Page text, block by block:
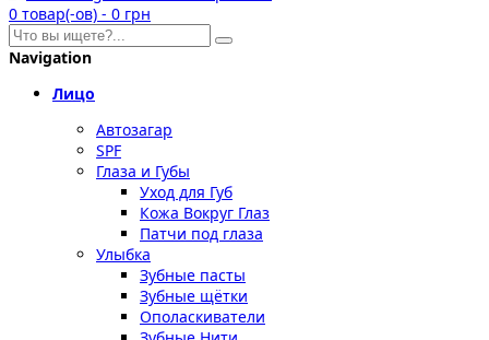
0 товар(-ов) - 0 грн
Navigation
Лицо
Автозагар
SPF
Глаза и Губы
Уход для Губ
Кожа Вокруг Глаз
Патчи под глаза
Улыбка
Зубные пасты
Зубные щётки
Ополаскиватели